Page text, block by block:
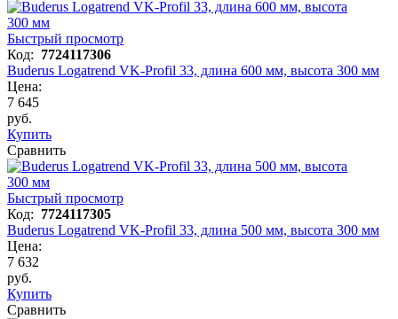
Быстрый просмотр
Код: 7724117306
Buderus Logatrend VK-Profil 33, длина 600 мм, высота 300 мм
Цена:
7 645
руб.
Купить
Сравнить
Быстрый просмотр
Код: 7724117305
Buderus Logatrend VK-Profil 33, длина 500 мм, высота 300 мм
Цена:
7 632
руб.
Купить
Сравнить